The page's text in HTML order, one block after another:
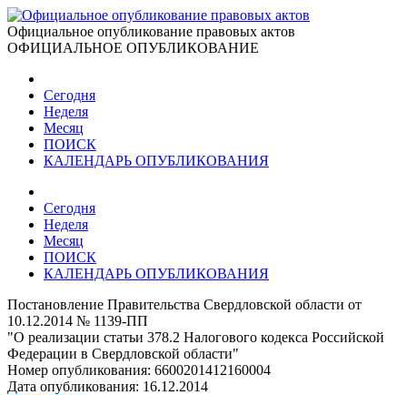
Официальное опубликование правовых актов
ОФИЦИАЛЬНОЕ ОПУБЛИКОВАНИЕ
Сегодня
Неделя
Месяц
ПОИСК
КАЛЕНДАРЬ ОПУБЛИКОВАНИЯ
Сегодня
Неделя
Месяц
ПОИСК
КАЛЕНДАРЬ ОПУБЛИКОВАНИЯ
Постановление Правительства Свердловской области от
10.12.2014 № 1139-ПП
"О реализации статьи 378.2 Налогового кодекса Российской
Федерации в Свердловской области"
Номер опубликования: 6600201412160004
Дата опубликования: 16.12.2014